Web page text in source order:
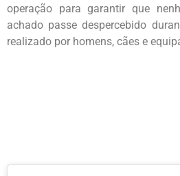
operação para garantir que
achado passe despercebido
realizado por homens, cães e